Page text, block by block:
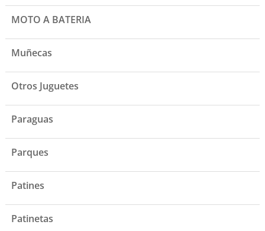
MOTO A BATERIA
Muñecas
Otros Juguetes
Paraguas
Parques
Patines
Patinetas